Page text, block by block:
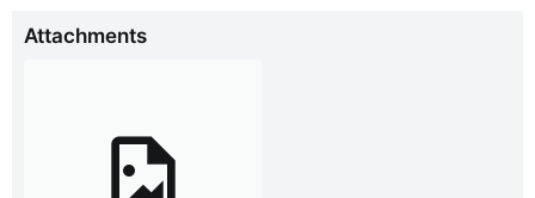
Attachments